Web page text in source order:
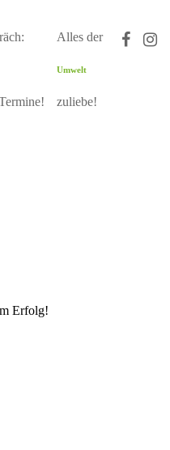
Alles der
Umwelt
zuliebe!
Erfolg!